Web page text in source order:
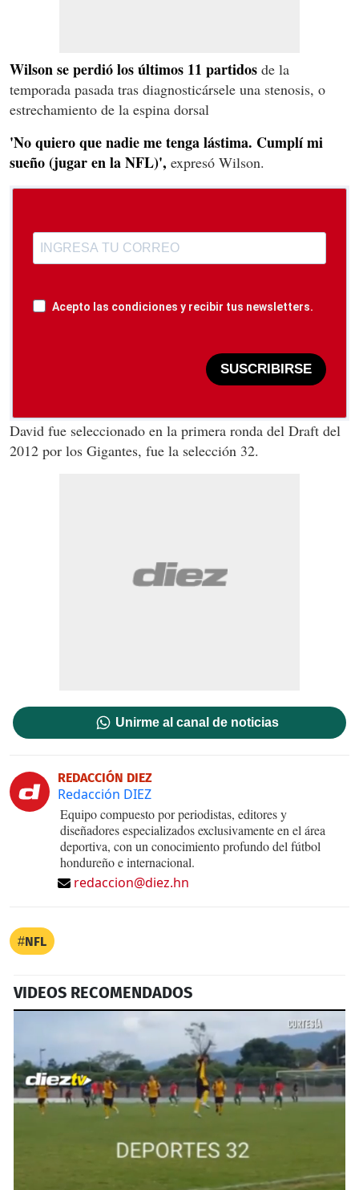
Wilson se perdió los últimos 11 partidos de la
temporada pasada tras diagnosticársele una stenosis, o
estrechamiento de la espina dorsal
'No quiero que nadie me tenga lástima. Cumplí mi
sueño (jugar en la NFL)', expresó Wilson.
Acepto las condiciones y recibir tus newsletters.
SUSCRIBIRSE
David fue seleccionado en la primera ronda del Draft del
2012 por los Gigantes, fue la selección 32.
Unirme al canal de noticias
REDACCIÓN DIEZ
Redacción DIEZ
Equipo compuesto por periodistas, editores y
diseñadores especializados exclusivamente en el área
deportiva, con un conocimiento profundo del fútbol
hondureño e internacional.
redaccion@diez.hn
NFL
VIDEOS RECOMENDADOS